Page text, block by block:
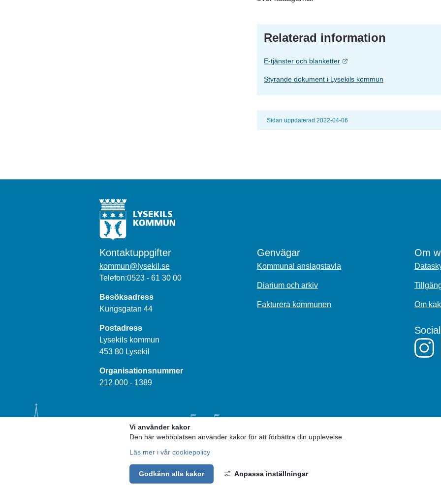
Vi använder kakor
Den här webbplatsen använder kakor för att förbättra din upplevelse.
Läs mer i vår cookiepolicy
Godkänn alla kakor Anpassa inställningar
Relaterad information
E-tjänster och blanketter Länk till annan webbplats.
Styrande dokument i Lysekils kommun
Sidan uppdaterad 2022-04-06
Kontaktuppgifter
kommun@lysekil.se
Telefon:0523 - 61 30 00
Besöksadress
Kungsgatan 44
Postadress
Lysekils kommun
453 80 Lysekil
Organisationsnummer
212 000 - 1389
Genvägar
Kommunal anslagstavla
Diarium och arkiv
Fakturera kommunen
Om
Om